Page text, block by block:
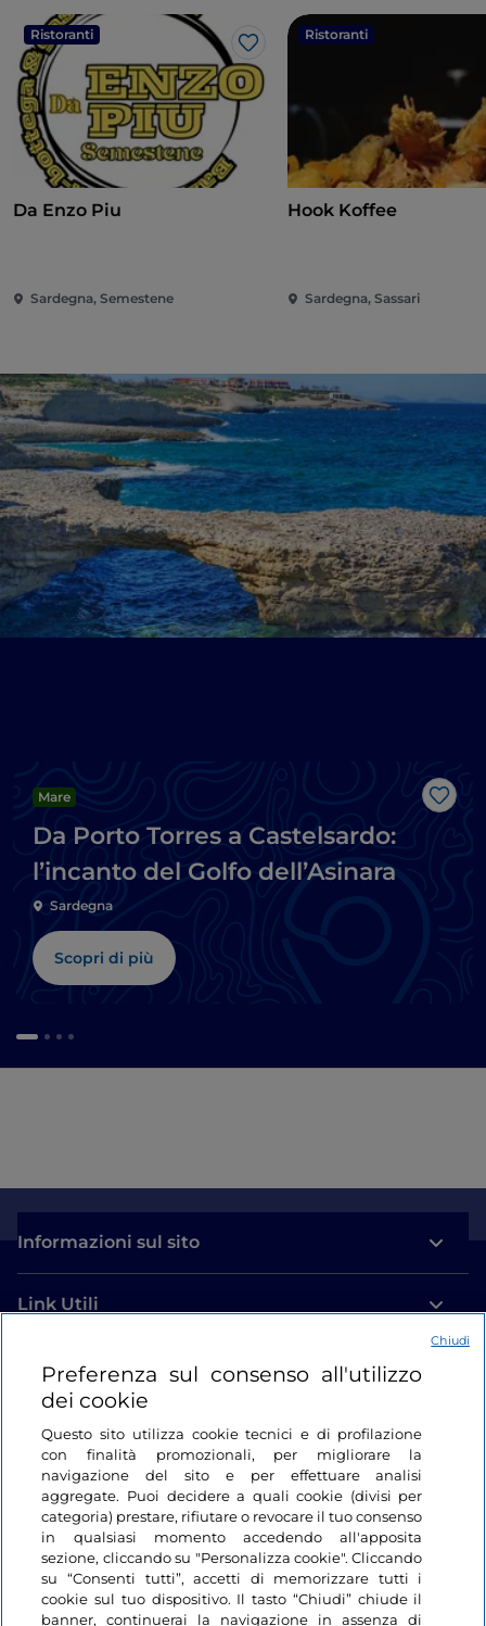
Ristoranti
Like
Da Enzo Piu
Sardegna, Semestene
Ristoranti
Hook Koffee
Sardegna, Sassari
Like
Mare
Da Porto Torres a Castelsardo:
l’incanto del Golfo dell’Asinara
Sardegna
Scopri di più
Informazioni sul sito
Link Utili
Login
Restiamo in contatto
Preferenza sul consenso all'utilizzo
dei cookie
Questo sito utilizza cookie tecnici e di profilazione
con finalità promozionali, per migliorare la
navigazione del sito e per effettuare analisi
aggregate. Puoi decidere a quali cookie (divisi per
categoria) prestare, rifiutare o revocare il tuo consenso
in qualsiasi momento accedendo all'apposita
sezione, cliccando su "Personalizza cookie". Cliccando
su “Consenti tutti”, accetti di memorizzare tutti i
cookie sul tuo dispositivo. Il tasto “Chiudi” chiude il
banner, continuerai la navigazione in assenza di
Chiudi